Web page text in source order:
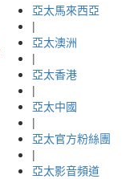
亞太馬來西亞
|
亞太澳洲
|
亞太香港
|
亞太中國
|
亞太官方粉絲團
|
亞太影音頻道